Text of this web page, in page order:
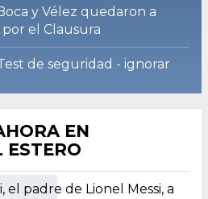
y Vélez quedaron a
el Clausura
de seguridad - ignorar
EN
ESTERO
el padre de Lionel Messi, a